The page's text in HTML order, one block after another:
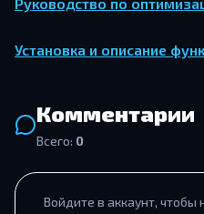
Уста­нов­ка и опи­са­ние
Комментарии
Всего: 0
Войдите в аккаунт,